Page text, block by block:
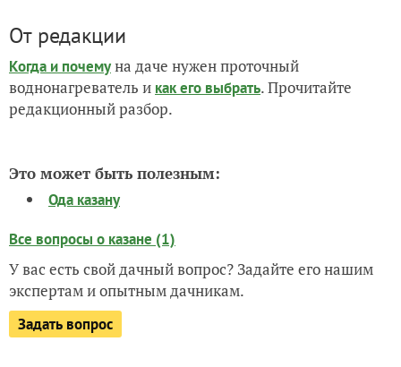
От редакции
Когда и почемуна даче нужен проточный
воднонагреватель и как его выбрать. Прочитайте
редакционный разбор.
Это может быть полезным:
Ода казану
Все вопросы о казане (1)
У вас есть свой дачный вопрос? Задайте его нашим
экспертам и опытным дачникам.
Задать вопрос